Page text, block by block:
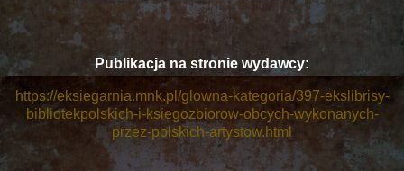
Publikacja na stronie wydawcy:
https://eksiegarnia.mnk.pl/glowna-kategoria/397-ekslibrisy-
bibliotekpolskich-i-ksiegozbiorow-obcych-wykonanych-
przez-polskich-artystow.html